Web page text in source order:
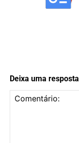
Deixa uma resposta